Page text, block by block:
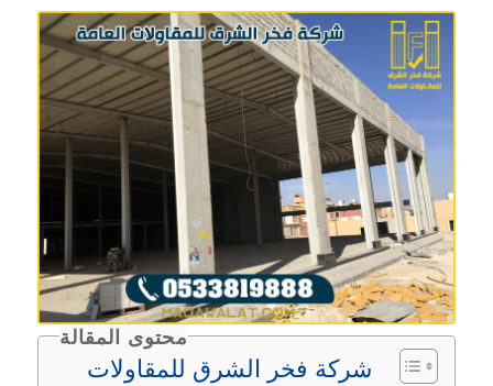
محتوى المقالة
شركة فخر الشرق للمقاولات